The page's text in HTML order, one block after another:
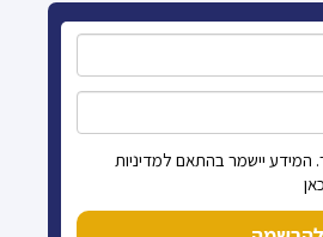
המידע יישמר בהתאם למדיניות